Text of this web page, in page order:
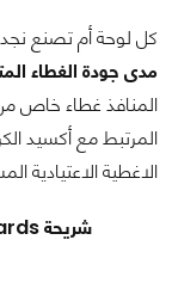
كل لوحة أم تصنع نجد
مدى جودة الغطاء
المنافذ غطاء خاص من
المرتبط مع أكسيد
الاغطية الاعتيادية
شريحة ESD Guards لحماية من التفريغ الكهربائي